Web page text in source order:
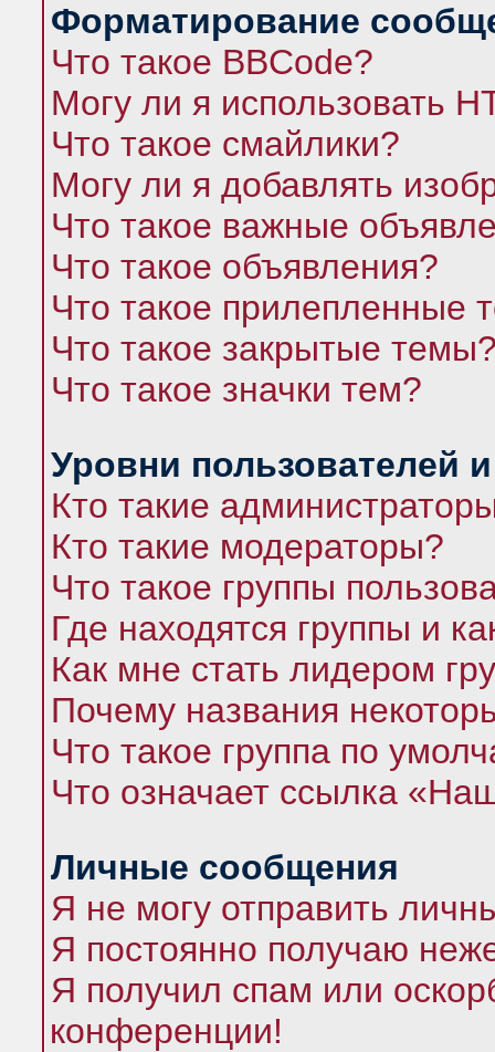
Форматирование
Что такое BBCode?
Могу ли я использовать
Что такое смайлики?
Могу ли я добавлять
Что такое важные
Что такое объявления?
Что такое прилепленные
Что такое закрытые
Что такое значки тем?
Уровни пользователей
Кто такие
Кто такие модераторы?
Что такое группы
Где находятся группы и
Как мне стать лидером
Почему названия
Что такое группа по
Что означает ссылка
Личные сообщения
Я не могу отправить
Я постоянно получаю
Я получил спам или
конференции!